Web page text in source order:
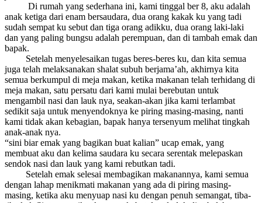
Di rumah yang sederhana ini, kami tinggal ber 8, aku adalah
anak ketiga dari enam bersaudara, dua orang kakak ku yang tadi
sudah sempat ku sebut dan tiga orang adikku, dua orang laki-laki
dan yang paling bungsu adalah perempuan, dan di tambah emak dan
bapak.
Setelah menyelesaikan tugas beres-beres ku, dan kita semua
juga telah melaksanakan shalat subuh berjama’ah, akhirnya kita
semua berkumpul di meja makan, ketika makanan telah terhidang di
meja makan, satu persatu dari kami mulai berebutan untuk
mengambil nasi dan lauk nya, seakan-akan jika kami terlambat
sedikit saja untuk menyendoknya ke piring masing-masing, nanti
kami tidak akan kebagian, bapak hanya tersenyum melihat tingkah
anak-anak nya.
“sini biar emak yang bagikan buat kalian” ucap emak, yang
membuat aku dan kelima saudara ku secara serentak melepaskan
sendok nasi dan lauk yang kami rebutkan tadi.
Setelah emak selesai membagikan makanannya, kami semua
dengan lahap menikmati makanan yang ada di piring masing-
masing, ketika aku menyuap nasi ku dengan penuh semangat, tiba-